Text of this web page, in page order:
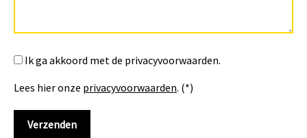
Ik ga akkoord met de privacyvoorwaarden.
Lees hier onze privacyvoorwaarden. (*)